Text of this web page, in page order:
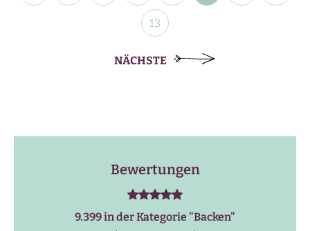
13
NÄCHSTE
Bewertungen
9.399 in der Kategorie "Backen"